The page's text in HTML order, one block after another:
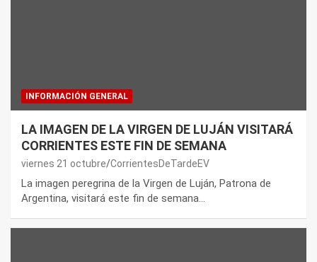
INFORMACIÓN GENERAL
LA IMAGEN DE LA VIRGEN DE LUJÁN VISITARÁ
CORRIENTES ESTE FIN DE SEMANA
viernes 21 octubre CorrientesDeTardeEV
La imagen peregrina de la Virgen de Luján, Patrona de
Argentina, visitará este fin de semana…